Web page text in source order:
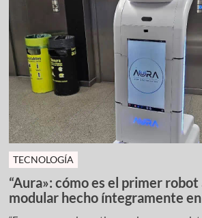
TECNOLOGÍA
“Aura»: cómo es el primer
modular hecho íntegramente